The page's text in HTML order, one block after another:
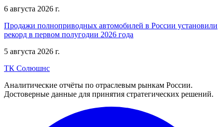
6 августа 2026 г.
Продажи полноприводных автомобилей в России установили
рекорд в первом полугодии 2026 года
5 августа 2026 г.
ТК Солюшнс
Аналитические отчёты по отраслевым рынкам России.
Достоверные данные для принятия стратегических решений.